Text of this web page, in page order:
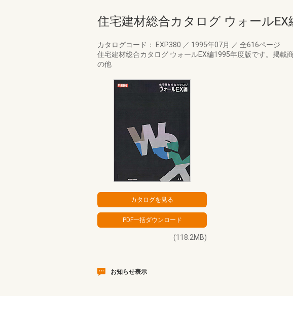
住宅建材総合カタログ ウォールEX
カタログコード： EXP380 ／ 1995年07月 ／ 全616ページ
住宅建材総合カタログ ウォールEX編1995年度版です。掲
の他
(118.2MB)
お知らせ表示